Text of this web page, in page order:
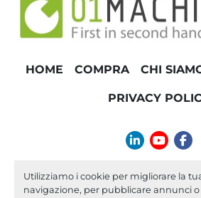
Utilizziamo i cookie per migliorare la
navigazione, per pubblicare annunci
HOME COMPRA CHI
PRIVACY
linkedinyoutube